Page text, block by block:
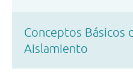
Conceptos Básicos
Aislamiento